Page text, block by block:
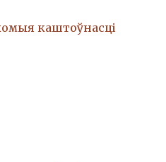
каштоўнасці